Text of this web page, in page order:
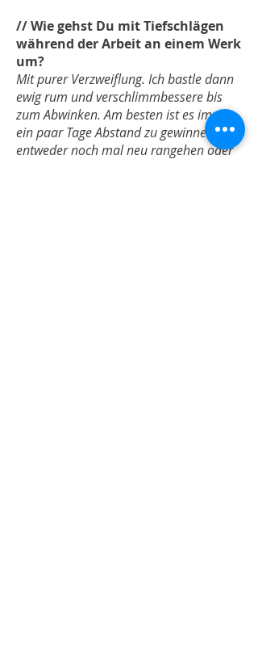
// Wie gehst Du mit Tiefschlägen
während der Arbeit an einem Werk
um?
Mit purer Verzweiflung. Ich bastle dann
ewig rum und verschlimmbessere bis
zum Abwinken. Am besten ist es immer,
ein paar Tage Abstand zu gewinnen und
entweder noch mal neu rangehen oder